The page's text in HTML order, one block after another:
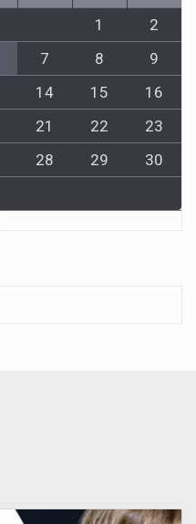
1
2
7 8
9
14 15
16
21 22
23
28 29
30